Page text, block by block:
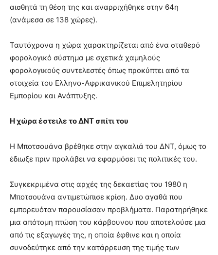
αισθητά τη θέση της και αναρριχήθηκε στην 64η
(ανάμεσα σε 138 χώρες).
Ταυτόχρονα η χώρα χαρακτηρίζεται από ένα σταθερό
φορολογικό σύστημα με σχετικά χαμηλούς
φορολογικούς συντελεστές όπως προκύπτει από τα
στοιχεία του Ελληνο-Αφρικανικού Επιμελητηρίου
Εμπορίου και Ανάπτυξης.
Η χώρα έστειλε το ΔΝΤ σπίτι του
Η Μποτσουάνα βρέθηκε στην αγκαλιά του ΔΝΤ, όμως το
έδιωξε πριν προλάβει να εφαρμόσει τις πολιτικές του.
Συγκεκριμένα στις αρχές της δεκαετίας του 1980 η
Μποτσουάνα αντιμετώπισε κρίση. Δυο αγαθά που
εμπορευόταν παρουσίασαν προβλήματα. Παρατηρήθηκε
μια απότομη πτώση του κάρβουνου που αποτελούσε μια
από τις εξαγωγές της, η οποία έφθινε και η οποία
συνοδεύτηκε από την κατάρρευση της τιμής των